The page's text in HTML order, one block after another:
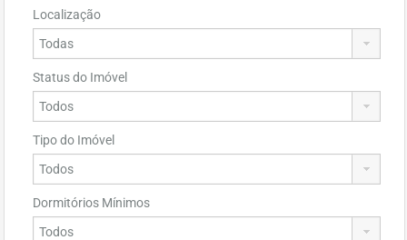
Localização
Status do Imóvel
Tipo do Imóvel
Dormitórios Mínimos